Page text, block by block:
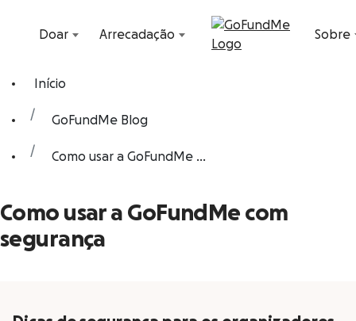
Doar
Arrecadação Sobre
Início
GoFundMe Blog
Como usar a GoFundMe ...
Como usar a GoFundMe com
segurança